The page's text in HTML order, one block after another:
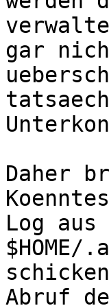
gar
Daher
Log aus
Abruf